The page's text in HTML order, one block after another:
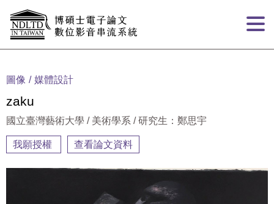
圖像 媒體設計
zaku
國立臺灣藝術大學 / 美術學系 / 研究生：鄭思宇
我願授權 查看論文資料